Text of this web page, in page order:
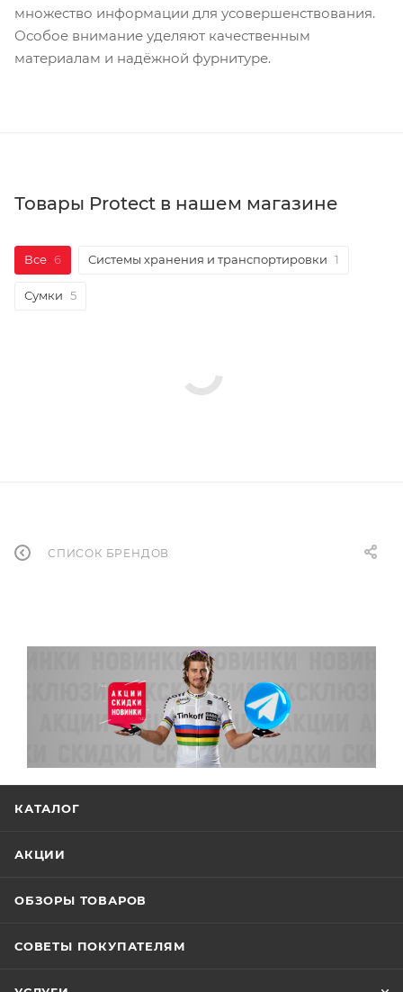
множество информации для усовершенствования.
Особое внимание уделяют качественным
материалам и надёжной фурнитуре.
Товары Protect в нашем магазине
Все 6 Системы хранения и транспортировки 1
Сумки 5
СПИСОК БРЕНДОВ
КАТАЛОГ
АКЦИИ
ОБЗОРЫ ТОВАРОВ
СОВЕТЫ ПОКУПАТЕЛЯМ